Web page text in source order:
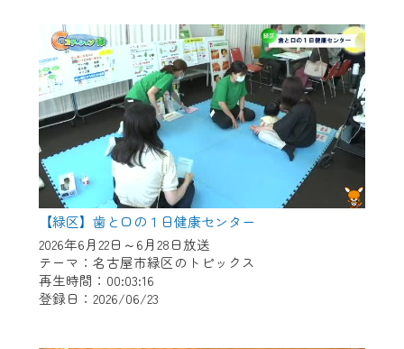
【緑区】歯と口の１日健康センター
2026年6月22日～6月28日放送
テーマ：名古屋市緑区のトピックス
再生時間：00:03:16
登録日：2026/06/23
で設定できます。
（GmailやYahooなどのフリーメールアドレ
スでも作成可能です）
※マイページへのログイン・MyIDの新規登
録はこちらから
※CCNetアプリをご利用中の方は引き続き
ご視聴いただけます。
＜メンテナンス情報＞
CCNetWebTVのリニューアルにともないメ
ンテナンス作業を予定しています。